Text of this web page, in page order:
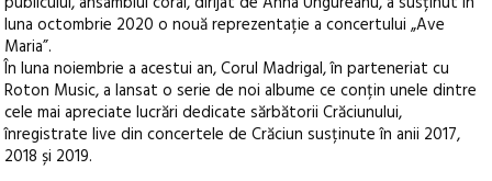
luna octombrie 2020 o nouă reprezentație a concertului „Ave
Maria”.
În luna noiembrie a acestui an, Corul Madrigal, în parteneriat cu
Roton Music, a lansat o serie de noi albume ce conțin unele dintre
cele mai apreciate lucrări dedicate sărbătorii Crăciunului,
înregistrate live din concertele de Crăciun susținute în anii 2017,
2018 și 2019.